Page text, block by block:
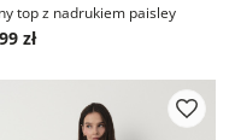
top z nadrukiem paisley
zł